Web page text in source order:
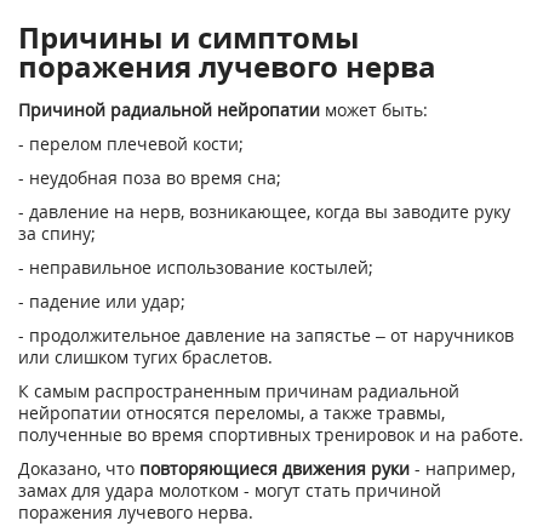
Причины и симптомы
поражения лучевого нерва
Причиной радиальной нейропатии может быть:
- перелом плечевой кости;
- неудобная поза во время сна;
- давление на нерв, возникающее, когда вы заводите руку
за спину;
- неправильное использование костылей;
- падение или удар;
- продолжительное давление на запястье – от наручников
или слишком тугих браслетов.
К самым распространенным причинам радиальной
нейропатии относятся переломы, а также травмы,
полученные во время спортивных тренировок и на работе.
Доказано, что повторяющиеся движения руки - например,
замах для удара молотком - могут стать причиной
поражения лучевого нерва.